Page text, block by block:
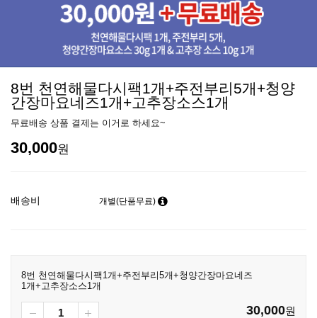
8번 천연해물다시팩1개+주전부리5개+청양
간장마요네즈1개+고추장소스1개
무료배송 상품 결제는 이거로 하세요~
30,000원
배송비 개별(단품무료)
8번 천연해물다시팩1개+주전부리5개+청양간장마요네즈
1개+고추장소스1개
30,000원